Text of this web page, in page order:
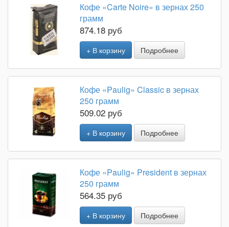
Кофе «Carte Noire» в зернах 250
грамм
874.18 руб
+ В корзину Подробнее
Кофе «Paulig» Classic в зернах
250 грамм
509.02 руб
+ В корзину Подробнее
Кофе «Paulig» President в зернах
250 грамм
564.35 руб
+ В корзину Подробнее